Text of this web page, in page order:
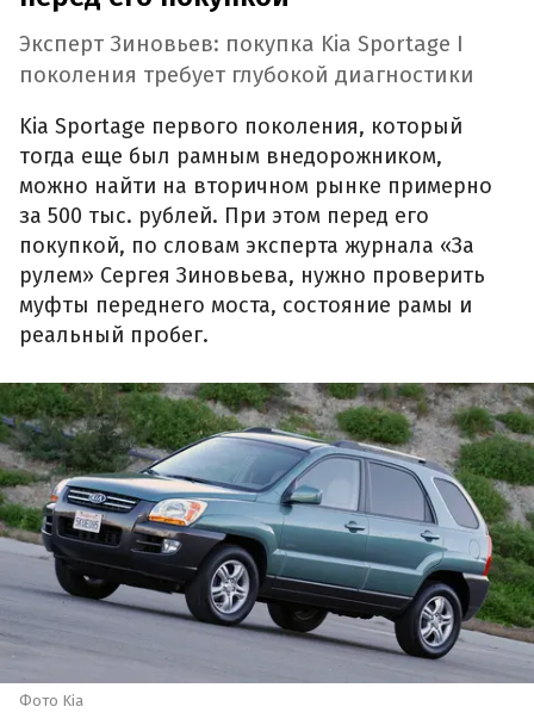
Эксперт Зиновьев: покупка Kia Sportage I
поколения требует глубокой диагностики
Kia Sportage первого поколения, который
тогда еще был рамным внедорожником,
можно найти на вторичном рынке примерно
за 500 тыс. рублей. При этом перед его
покупкой, по словам эксперта журнала «За
рулем» Сергея Зиновьева, нужно проверить
муфты переднего моста, состояние рамы и
реальный пробег.
Фото Kia